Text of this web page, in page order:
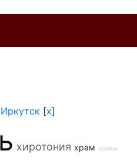
Иркутск [x]
хиротония храм храмы